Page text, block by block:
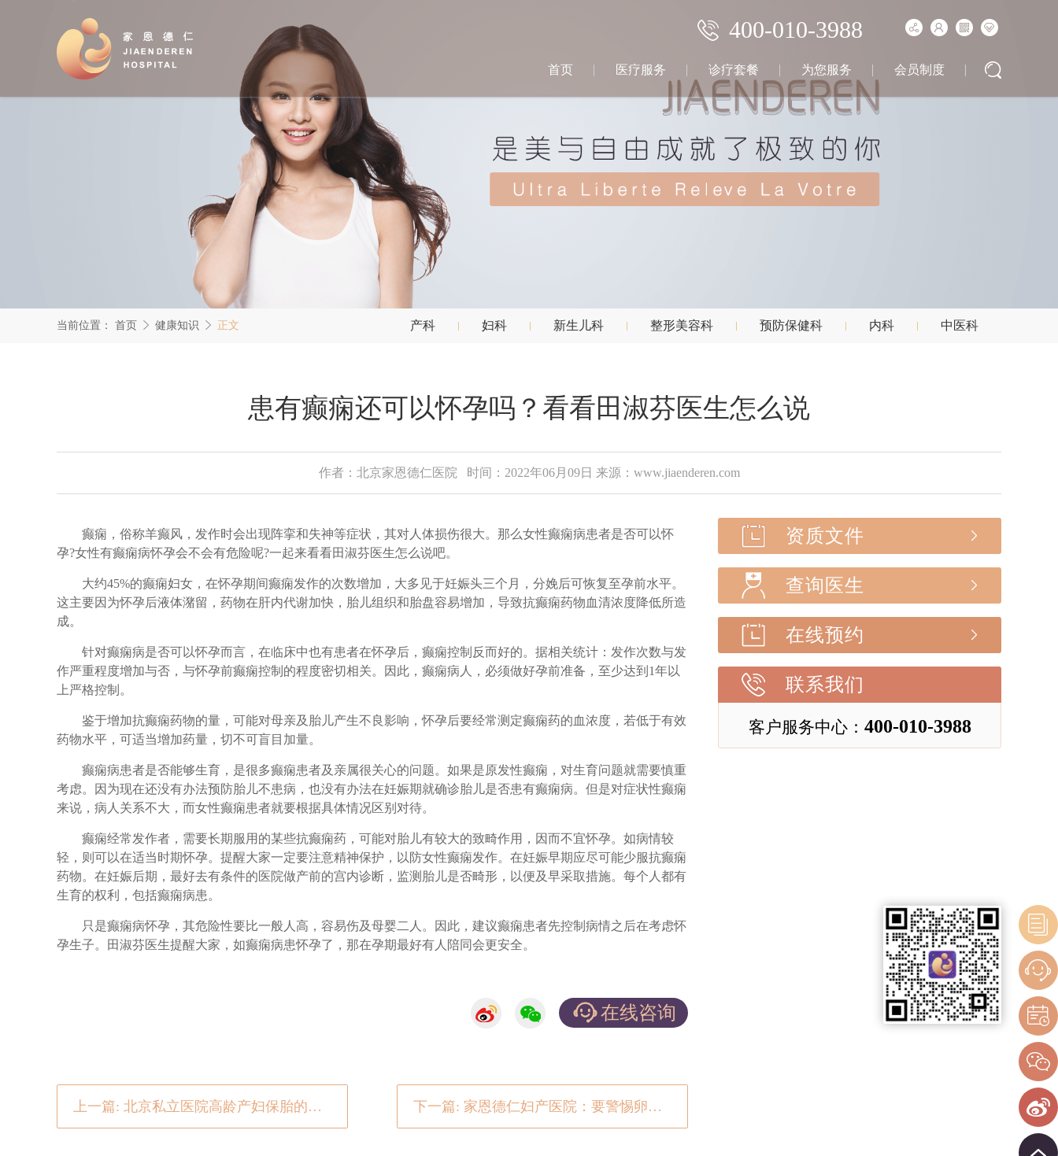
400-010-3988
首页 医疗服务 诊疗套餐 为您服务 会员制度
当前位置： 首页 健康知识 正文 产科 妇科 新生儿科 整形美容科 预防保健科 内科 中医科
患有癫痫还可以怀孕吗？看看田淑芬医生怎么说
作者：北京家恩德仁医院 时间：2022年06月09日 来源：www.jiaenderen.com
癫痫，俗称羊癫风，发作时会出现阵挛和失神等症状，其对人体损伤很大。那么女性癫痫病患者是否可以怀
孕?女性有癫痫病怀孕会不会有危险呢?一起来看看田淑芬医生怎么说吧。
大约45%的癫痫妇女，在怀孕期间癫痫发作的次数增加，大多见于妊娠头三个月，分娩后可恢复至孕前水平。
这主要因为怀孕后液体潴留，药物在肝内代谢加快，胎儿组织和胎盘容易增加，导致抗癫痫药物血清浓度降低所造
成。
针对癫痫病是否可以怀孕而言，在临床中也有患者在怀孕后，癫痫控制反而好的。据相关统计：发作次数与发
作严重程度增加与否，与怀孕前癫痫控制的程度密切相关。因此，癫痫病人，必须做好孕前准备，至少达到1年以
上严格控制。
鉴于增加抗癫痫药物的量，可能对母亲及胎儿产生不良影响，怀孕后要经常测定癫痫药的血浓度，若低于有效
药物水平，可适当增加药量，切不可盲目加量。
癫痫病患者是否能够生育，是很多癫痫患者及亲属很关心的问题。如果是原发性癫痫，对生育问题就需要慎重
考虑。因为现在还没有办法预防胎儿不患病，也没有办法在妊娠期就确诊胎儿是否患有癫痫病。但是对症状性癫痫
来说，病人关系不大，而女性癫痫患者就要根据具体情况区别对待。
癫痫经常发作者，需要长期服用的某些抗癫痫药，可能对胎儿有较大的致畸作用，因而不宜怀孕。如病情较
轻，则可以在适当时期怀孕。提醒大家一定要注意精神保护，以防女性癫痫发作。在妊娠早期应尽可能少服抗癫痫
药物。在妊娠后期，最好去有条件的医院做产前的宫内诊断，监测胎儿是否畸形，以便及早采取措施。每个人都有
生育的权利，包括癫痫病患。
只是癫痫病怀孕，其危险性要比一般人高，容易伤及母婴二人。因此，建议癫痫患者先控制病情之后在考虑怀
孕生子。田淑芬医生提醒大家，如癫痫病患怀孕了，那在孕期最好有人陪同会更安全。
在线咨询
上一篇: 北京私立医院高龄产妇保胎的医生教你如何保胎 下一篇: 家恩德仁妇产医院：要警惕卵巢早衰！
资质文件
查询医生
在线预约
联系我们
客户服务中心： 400-010-3988